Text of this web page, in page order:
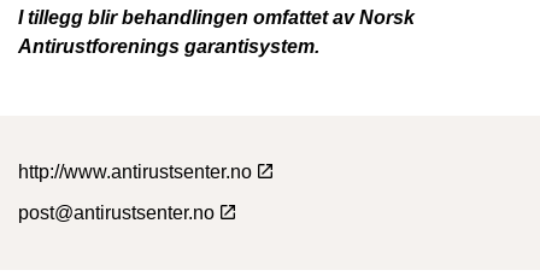
I tillegg blir behandlingen omfattet av Norsk
Antirustforenings garantisystem.
http://www.antirustsenter.no
post@antirustsenter.no